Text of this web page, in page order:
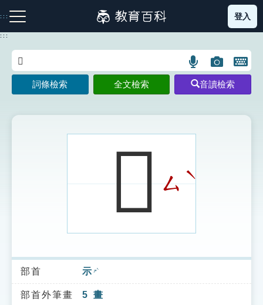
到
主
:::
注音索引圖示 筆畫索引圖示 部首索引表圖示
索引選單
知識索引
登入
:::
語
言
搜
示
圖
片
搜
開
鍵
圖
詞條檢索 全文檢索 音讀檢索
𥙉ㄙ ˋ
部首 示 ㄕˋ
部首外筆畫 5 畫